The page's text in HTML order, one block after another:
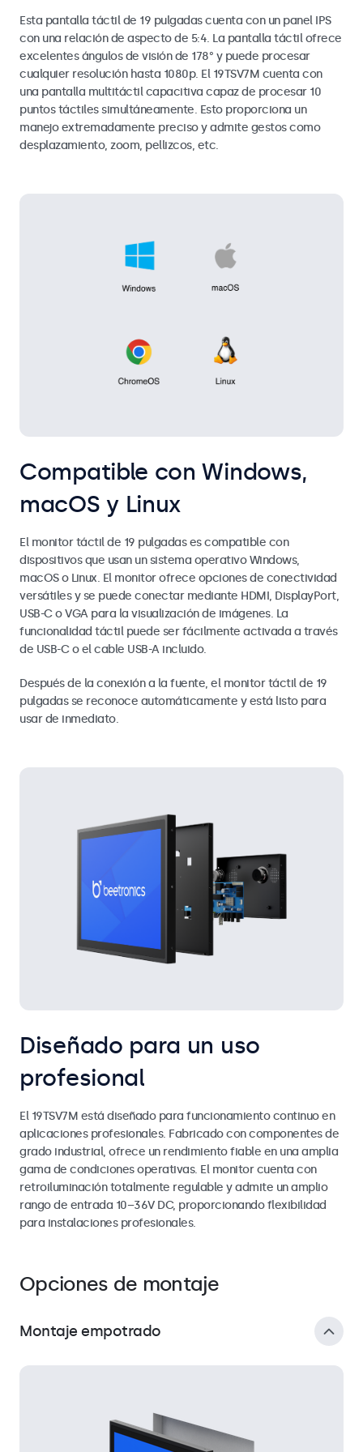
Esta pantalla táctil de 19 pulgadas cuenta con un panel IPS
con una relación de aspecto de 5:4. La pantalla táctil ofrece
excelentes ángulos de visión de 178° y puede procesar
cualquier resolución hasta 1080p. El 19TSV7M cuenta con
una pantalla multitáctil capacitiva capaz de procesar 10
puntos táctiles simultáneamente. Esto proporciona un
manejo extremadamente preciso y admite gestos como
desplazamiento, zoom, pellizcos, etc.
Compatible con Windows,
macOS y Linux
El monitor táctil de 19 pulgadas es compatible con
dispositivos que usan un sistema operativo Windows,
macOS o Linux. El monitor ofrece opciones de conectividad
versátiles y se puede conectar mediante HDMI, DisplayPort,
USB-C o VGA para la visualización de imágenes. La
funcionalidad táctil puede ser fácilmente activada a través
de USB-C o el cable USB-A incluido.
Después de la conexión a la fuente, el monitor táctil de 19
pulgadas se reconoce automáticamente y está listo para
usar de inmediato.
Diseñado para un uso
profesional
El 19TSV7M está diseñado para funcionamiento continuo en
aplicaciones profesionales. Fabricado con componentes de
grado industrial, ofrece un rendimiento fiable en una amplia
gama de condiciones operativas. El monitor cuenta con
retroiluminación totalmente regulable y admite un amplio
rango de entrada 10–36V DC, proporcionando flexibilidad
para instalaciones profesionales.
Opciones de montaje
Montaje empotrado